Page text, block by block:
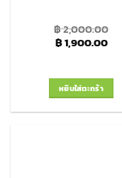
฿2,000.00
Original price
฿1,900.00
หยิบใส่ตะกร้า